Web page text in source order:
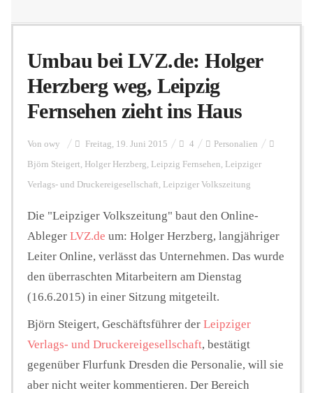
Nachrichten
Flurschelte
Personalien
FUNKTURM-Beiträge
Podcast
Seminare
Umbau bei LVZ.de: Holger
Herzberg weg, Leipzig
Fernsehen zieht ins Haus
Von owy Freitag, 19. Juni 2015 4 Personalien
Björn Steigert, Holger Herzberg, Leipzig Fernsehen, Leipziger
Verlags- und Druckereigesellschaft, Leipziger Volkszeitung
Die "Leipziger Volkszeitung" baut den Online-
Ableger LVZ.de um: Holger Herzberg, langjähriger
Leiter Online, verlässt das Unternehmen. Das wurde
den überraschten Mitarbeitern am Dienstag
(16.6.2015) in einer Sitzung mitgeteilt.
Björn Steigert, Geschäftsführer der Leipziger
Verlags- und Druckereigesellschaft, bestätigt
gegenüber Flurfunk Dresden die Personalie, will sie
aber nicht weiter kommentieren. Der Bereich